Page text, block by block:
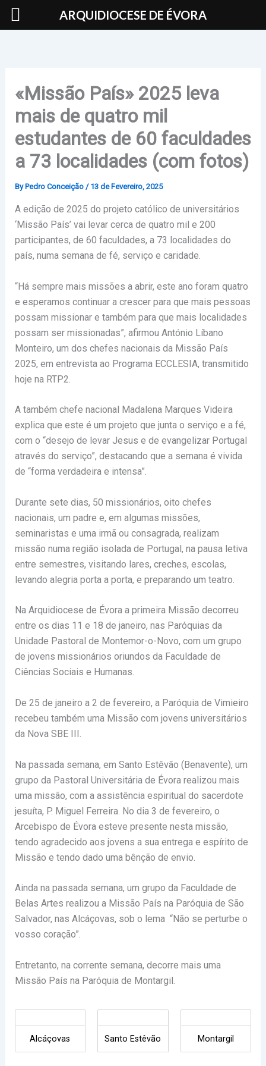
Skip
«Missão País» 2025 leva
mais de quatro mil
estudantes de 60 faculdades
a 73 localidades (com fotos)
By Pedro Conceição / 13 de Fevereiro, 2025
A edição de 2025 do projeto católico de universitários
‘Missão País’ vai levar cerca de quatro mil e 200
participantes, de 60 faculdades, a 73 localidades do
país, numa semana de fé, serviço e caridade.
“Há sempre mais missões a abrir, este ano foram quatro
e esperamos continuar a crescer para que mais pessoas
possam missionar e também para que mais localidades
possam ser missionadas”, afirmou António Líbano
Monteiro, um dos chefes nacionais da Missão País
2025, em entrevista ao Programa ECCLESIA, transmitido
hoje na RTP2.
A também chefe nacional Madalena Marques Videira
explica que este é um projeto que junta o serviço e a fé,
com o “desejo de levar Jesus e de evangelizar Portugal
através do serviço”, destacando que a semana é vivida
de “forma verdadeira e intensa”.
Durante sete dias, 50 missionários, oito chefes
nacionais, um padre e, em algumas missões,
seminaristas e uma irmã ou consagrada, realizam
missão numa região isolada de Portugal, na pausa letiva
entre semestres, visitando lares, creches, escolas,
levando alegria porta a porta, e preparando um teatro.
Na Arquidiocese de Évora a primeira Missão decorreu
entre os dias 11 e 18 de janeiro, nas Paróquias da
Unidade Pastoral de Montemor-o-Novo, com um grupo
de jovens missionários oriundos da Faculdade de
Ciências Sociais e Humanas.
De 25 de janeiro a 2 de fevereiro, a Paróquia de Vimieiro
recebeu também uma Missão com jovens universitários
da Nova SBE III.
Na passada semana, em Santo Estêvão (Benavente), um
grupo da Pastoral Universitária de Évora realizou mais
uma missão, com a assistência espiritual do sacerdote
jesuíta, P. Miguel Ferreira. No dia 3 de fevereiro, o
Arcebispo de Évora esteve presente nesta missão,
tendo agradecido aos jovens a sua entrega e espírito de
Missão e tendo dado uma bênção de envio.
Ainda na passada semana, um grupo da Faculdade de
Belas Artes realizou a Missão País na Paróquia de São
Salvador, nas Alcáçovas, sob o lema “Não se perturbe o
vosso coração”.
Entretanto, na corrente semana, decorre mais uma
Missão País na Paróquia de Montargil.
Alcáçovas Santo Estêvão Montargil
ARQUIDIOCESE DE ÉVORA